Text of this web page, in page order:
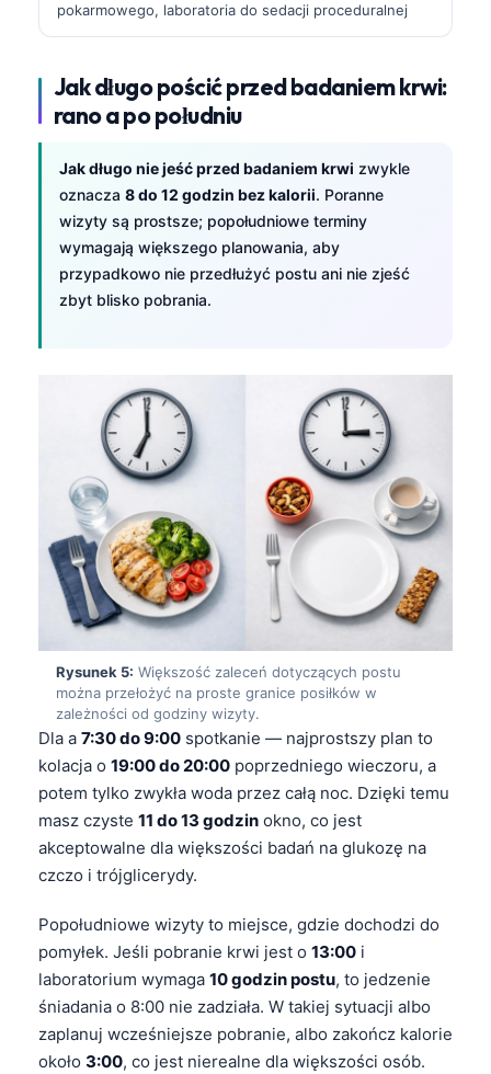
pokarmowego, laboratoria do sedacji proceduralnej
Jak długo pościć przed badaniem krwi:
rano a po południu
Jak długo nie jeść przed badaniem krwi zwykle
oznacza 8 do 12 godzin bez kalorii. Poranne
wizyty są prostsze; popołudniowe terminy
wymagają większego planowania, aby
przypadkowo nie przedłużyć postu ani nie zjeść
zbyt blisko pobrania.
Rysunek 5: Większość zaleceń dotyczących postu
można przełożyć na proste granice posiłków w
zależności od godziny wizyty.
Dla a 7:30 do 9:00 spotkanie — najprostszy plan to
kolacja o 19:00 do 20:00 poprzedniego wieczoru, a
potem tylko zwykła woda przez całą noc. Dzięki temu
masz czyste 11 do 13 godzin okno, co jest
akceptowalne dla większości badań na glukozę na
czczo i trójglicerydy.
Popołudniowe wizyty to miejsce, gdzie dochodzi do
pomyłek. Jeśli pobranie krwi jest o 13:00 i
laboratorium wymaga 10 godzin postu, to jedzenie
śniadania o 8:00 nie zadziała. W takiej sytuacji albo
zaplanuj wcześniejsze pobranie, albo zakończ kalorie
około 3:00, co jest nierealne dla większości osób.
Latviešu valoda
Македонски јазик
Euskara
Gàidhlig
العربية المغربية
Afrikaans
Монгол
ພາສາລາວ
Basa Jawa
Cebuano
ئۇيغۇرچە
Кыргызча
Татар теле
Беларуская мова
Esperanto
Frysk
Ślōnskŏ gŏdka
Norsk bokmål